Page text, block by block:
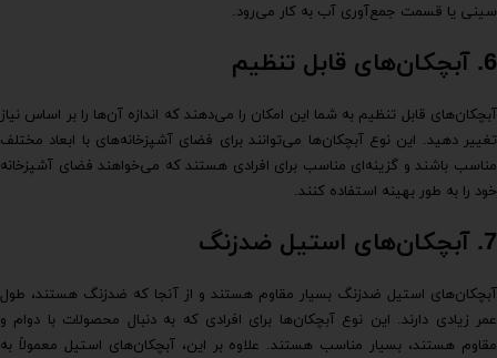
سینی یا قسمت جمع‌آوری آب به کار می‌رود.
6. آبچکان‌های قابل تنظیم
آبچکان‌های قابل تنظیم به شما این امکان را می‌دهند که اندازه آن‌ها را بر اساس نیاز
تغییر دهید. این نوع آبچکان‌ها می‌توانند برای فضای آشپزخانه‌های با ابعاد مختلف
مناسب باشند و گزینه‌ای مناسب برای افرادی هستند که می‌خواهند فضای آشپزخانه
خود را به طور بهینه استفاده کنند.
7. آبچکان‌های استیل ضدزنگ
آبچکان‌های استیل ضدزنگ بسیار مقاوم هستند و از آنجا که ضدزنگ هستند، طول
عمر زیادی دارند. این نوع آبچکان‌ها برای افرادی که به دنبال محصولات با دوام و
مقاوم هستند، بسیار مناسب هستند. علاوه بر این، آبچکان‌های استیل معمولاً به